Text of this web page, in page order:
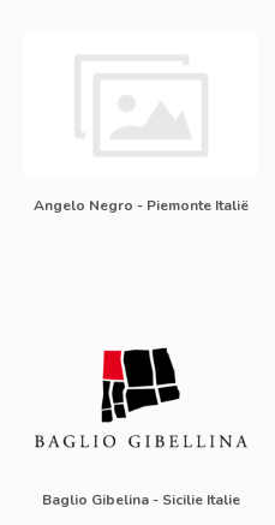
Angelo Negro - Piemonte Italië
Baglio Gibelina - Sicilie Italie